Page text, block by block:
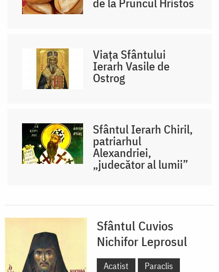
Viața Sfântului
Ierarh Vasile de
Ostrog
Sfântul Ierarh Chiril,
patriarhul
Alexandriei,
„judecător al lumii”
Sfântul Cuvios
Nichifor Leprosul
Acatist
Paraclis